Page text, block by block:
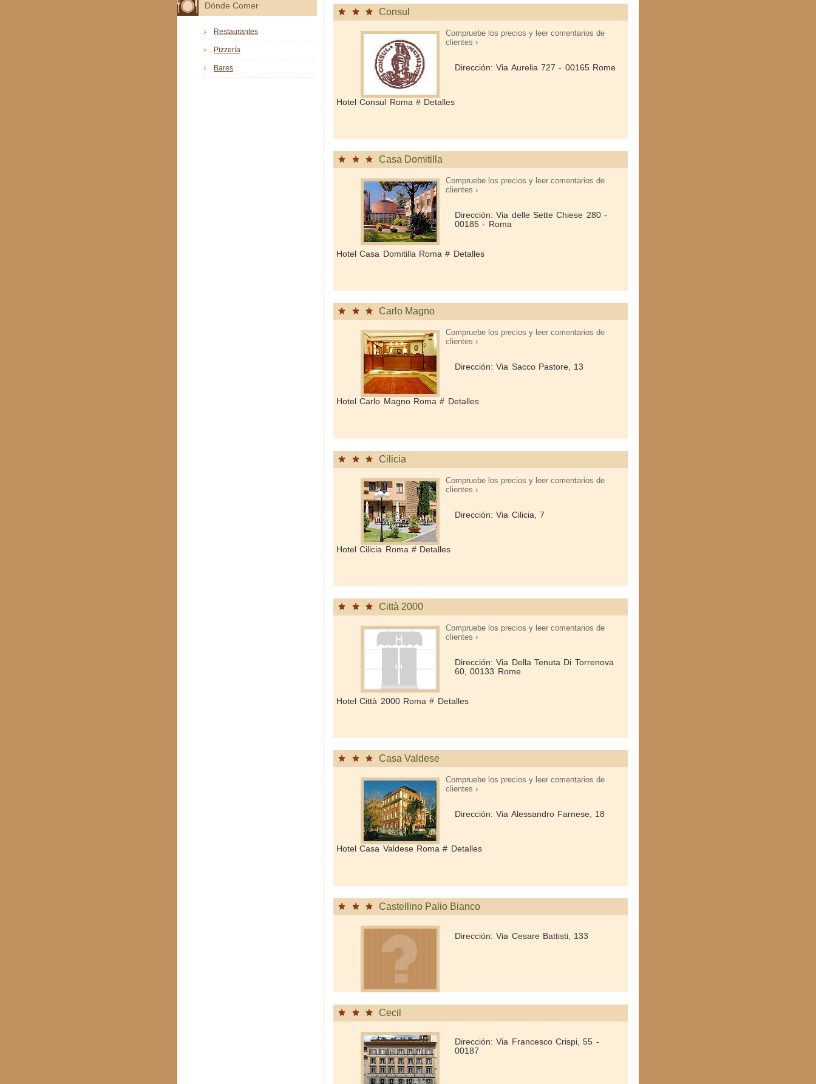
Consul
Compruebe los precios y leer comentarios de
clientes ›
Dirección: Via Aurelia 727 - 00165 Rome
Hotel Consul Roma # Detalles
Casa Domitilla
Compruebe los precios y leer comentarios de
clientes ›
Dirección: Via delle Sette Chiese 280 -
00185 - Roma
Hotel Casa Domitilla Roma # Detalles
Carlo Magno
Compruebe los precios y leer comentarios de
clientes ›
Dirección: Via Sacco Pastore, 13
Hotel Carlo Magno Roma # Detalles
Cilicia
Compruebe los precios y leer comentarios de
clientes ›
Dirección: Via Cilicia, 7
Hotel Cilicia Roma # Detalles
Città 2000
Compruebe los precios y leer comentarios de
clientes ›
Dirección: Via Della Tenuta Di Torrenova
60, 00133 Rome
Hotel Città 2000 Roma # Detalles
Casa Valdese
Compruebe los precios y leer comentarios de
clientes ›
Dirección: Via Alessandro Farnese, 18
Hotel Casa Valdese Roma # Detalles
Castellino Palio Bianco
Dirección: Via Cesare Battisti, 133
Cecil
Dirección: Via Francesco Crispi, 55 -
00187
Dónde Comer
Restaurantes
Pizzería
Bares